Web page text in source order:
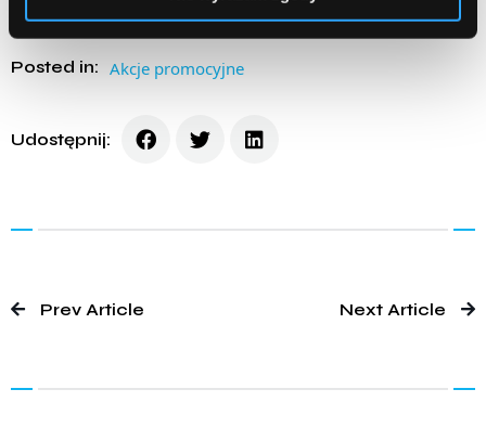
Posted in: Akcje promocyjne
Udostępnij:
Prev Article Next Article